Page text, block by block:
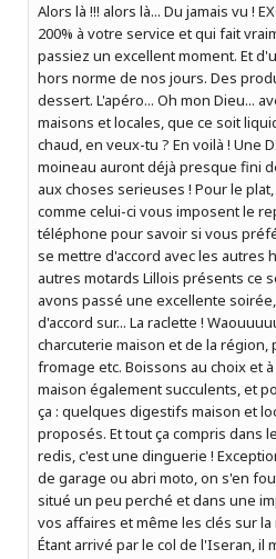
Alors là !!! alors là... Du jamais vu !
200% à votre service et qui fait
passiez un excellent moment. Et
hors norme de nos jours. Des
dessert. L'apéro... Oh mon Dieu...
maisons et locales, que ce soit
chaud, en veux-tu ? En voilà ! Une
moineau auront déjà presque fini
aux choses serieuses ! Pour le
comme celui-ci vous imposent le
téléphone pour savoir si vous
se mettre d'accord avec les autres
autres motards Lillois présents ce
avons passé une excellente
d'accord sur... La raclette !
charcuterie maison et de la
fromage etc. Boissons au choix et
maison également succulents, et
ça : quelques digestifs maison et
proposés. Et tout ça compris dans
redis, c'est une dinguerie !
de garage ou abri moto, on s'en
situé un peu perché et dans une
vos affaires et même les clés sur la
Étant arrivé par le col de l'Iseran, il